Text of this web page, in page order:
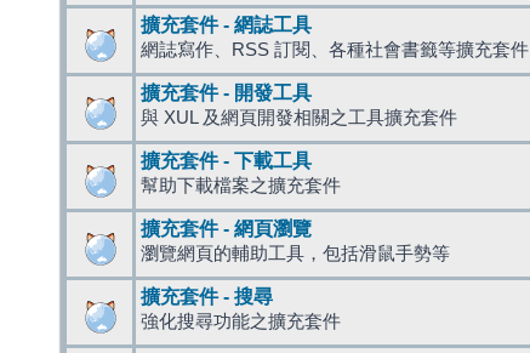
擴充套件 - 網誌工具
網誌寫作、RSS 訂閱、各種社會書籤等擴充套件
擴充套件 - 開發工具
與 XUL 及網頁開發相關之工具擴充套件
擴充套件 - 下載工具
幫助下載檔案之擴充套件
擴充套件 - 網頁瀏覽
瀏覽網頁的輔助工具，包括滑鼠手勢等
擴充套件 - 搜尋
強化搜尋功能之擴充套件